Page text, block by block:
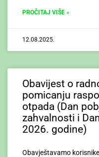
PROČITAJ VIŠE »
12.08.2025.
Obavijest o
pomicanju
otpada (Dan
zahvalnosti i
2026. godine)
Obavještavamo